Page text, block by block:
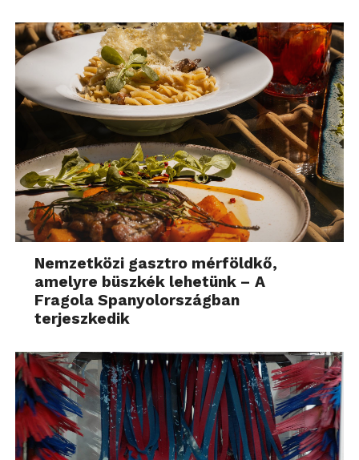
Nemzetközi gasztro mérföldkő,
amelyre büszkék lehetünk – A
Fragola Spanyolországban
terjeszkedik